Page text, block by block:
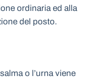
ordinaria ed alla
del posto.
o l’urna viene